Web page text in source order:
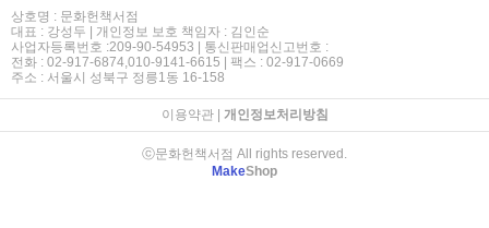
상호명 : 문화헌책서점
대표 : 강성두 | 개인정보 보호 책임자 : 김인순
사업자등록번호 :209-90-54953 | 통신판매업신고번호 :
전화 : 02-917-6874,010-9141-6615 | 팩스 : 02-917-0669
주소 : 서울시 성북구 정릉1동 16-158
이용약관| 개인정보처리방침
ⓒ문화헌책서점 All rights reserved.
MakeShop